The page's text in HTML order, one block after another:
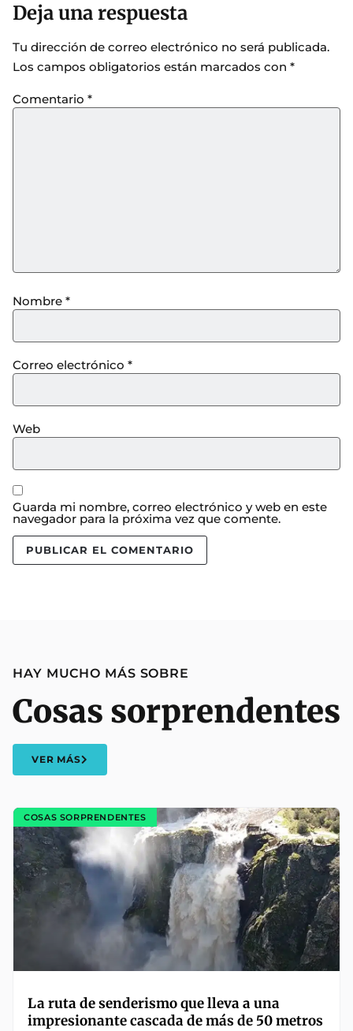
Deja una respuesta
Tu dirección de correo electrónico no será publicada.
Los campos obligatorios están marcados con *
Comentario *
Nombre *
Correo electrónico *
Web
Guarda mi nombre, correo electrónico y web en este
navegador para la próxima vez que comente.
HAY MUCHO MÁS SOBRE
Cosas sorprendentes
VER MÁS
COSAS SORPRENDENTES
La ruta de senderismo que lleva a una
impresionante cascada de más de 50 metros